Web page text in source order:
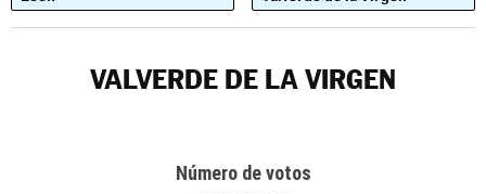
VALVERDE DE LA VIRGEN
Número de votos